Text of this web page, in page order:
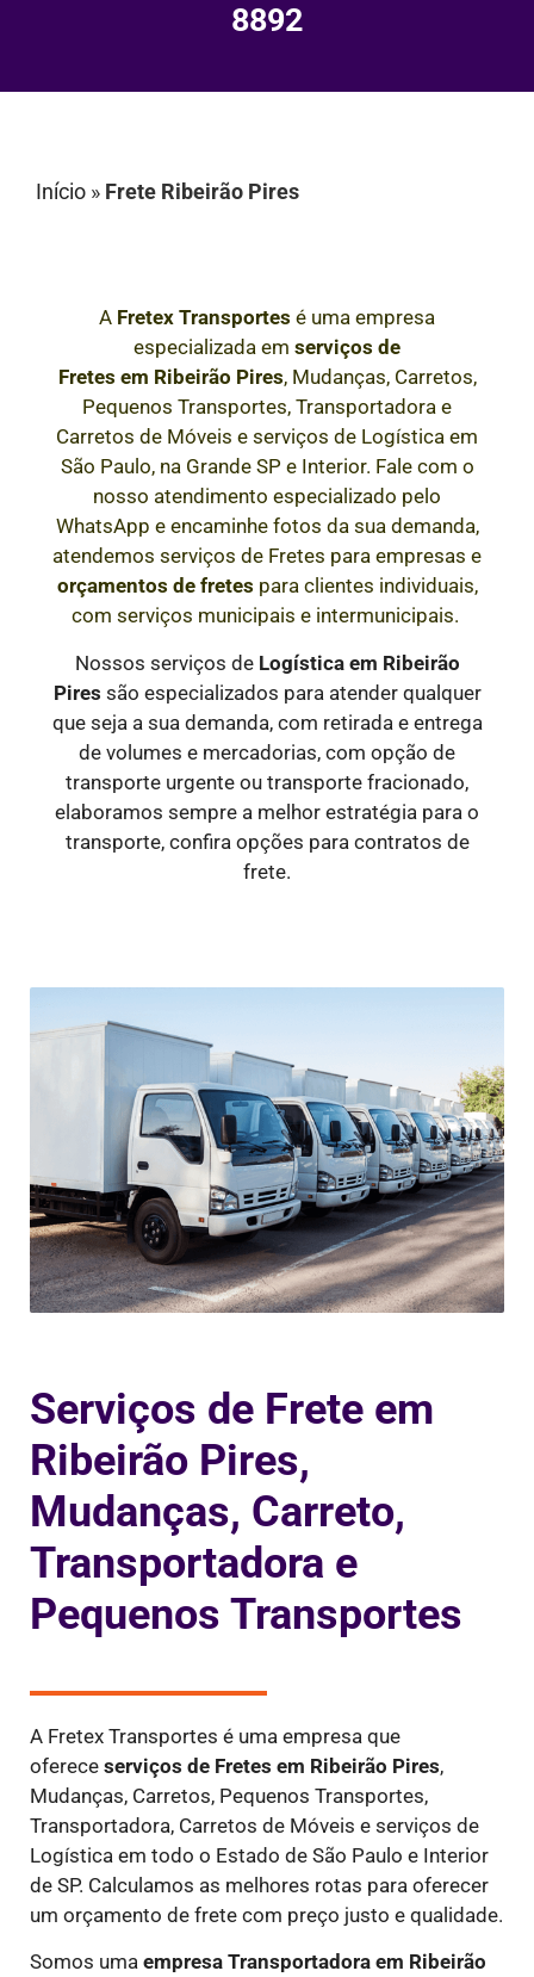
8892
Início » Frete Ribeirão Pires
A Fretex Transportes é uma empresa
especializada em serviços de
Fretes em Ribeirão Pires, Mudanças, Carretos,
Pequenos Transportes, Transportadora e
Carretos de Móveis e serviços de Logística em
São Paulo, na Grande SP e Interior. Fale com o
nosso atendimento especializado pelo
WhatsApp e encaminhe fotos da sua demanda,
atendemos serviços de Fretes para empresas e
orçamentos de fretes para clientes individuais,
com serviços municipais e intermunicipais.
Nossos serviços de Logística em Ribeirão
Pires são especializados para atender qualquer
que seja a sua demanda, com retirada e entrega
de volumes e mercadorias, com opção de
transporte urgente ou transporte fracionado,
elaboramos sempre a melhor estratégia para o
transporte, confira opções para contratos de
frete.
Serviços de Frete em
Ribeirão Pires,
Mudanças, Carreto,
Transportadora e
Pequenos Transportes
A Fretex Transportes é uma empresa que
oferece serviços de Fretes em Ribeirão Pires,
Mudanças, Carretos, Pequenos Transportes,
Transportadora, Carretos de Móveis e serviços de
Logística em todo o Estado de São Paulo e Interior
de SP. Calculamos as melhores rotas para oferecer
um orçamento de frete com preço justo e qualidade.
Somos uma empresa Transportadora em Ribeirão